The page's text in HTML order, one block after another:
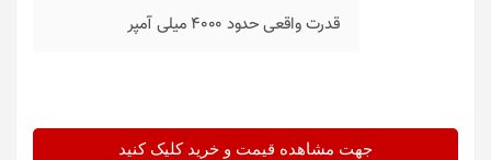
قدرت واقعی حدود 4000 میلی آمپر
جهت مشاهده قیمت و خرید کلیک کنید